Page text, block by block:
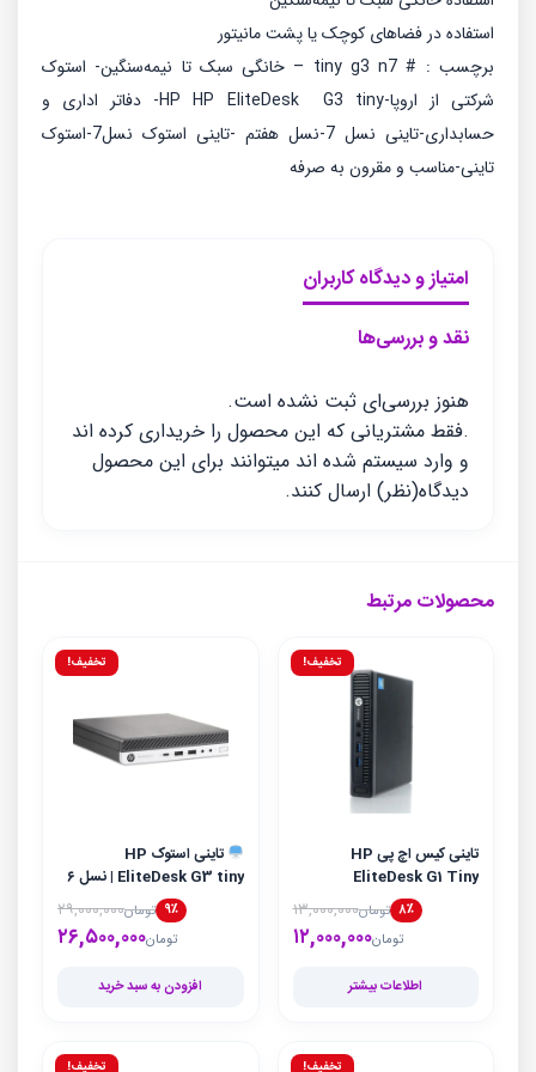
استفاده در فضاهای کوچک یا پشت مانیتور
برچسب : # tiny g3 n7 – خانگی سبک تا نیمه‌سنگین- استوک
شرکتی از اروپا-HP HP EliteDesk G3 tiny- دفاتر اداری و
حسابداری-تاینی نسل 7-نسل هفتم -تاینی استوک نسل7-استوک
تاینی-مناسب و مقرون به صرفه
امتیاز و دیدگاه کاربران
نقد و بررسی‌ها
هنوز بررسی‌ای ثبت نشده است.
.فقط مشتریانی که این محصول را خریداری کرده اند
و وارد سیستم شده اند میتوانند برای این محصول
دیدگاه(نظر) ارسال کنند.
محصولات مرتبط
تخفیف!
تاینی کیس اچ پی HP
EliteDesk G1 Tiny
۸٪ تومان۱۳,۰۰۰,۰۰۰
قیمت اصلی تومان۱۳,۰۰۰,۰۰۰ بود. تومان۱۲,۰۰۰,۰۰۰قیمت فعلی تومان۱۲,۰۰۰,۰۰۰ است.
اطلاعات بیشتر
تخفیف!
تاینی استوک HP
EliteDesk G3 tiny | نسل ۶
۹٪ تومان۲۹,۰۰۰,۰۰۰
قیمت اصلی تومان۲۶,۵۰۰,۰۰۰قیمت فعلی
افزودن به سبد خرید
تخفیف! تخفیف!